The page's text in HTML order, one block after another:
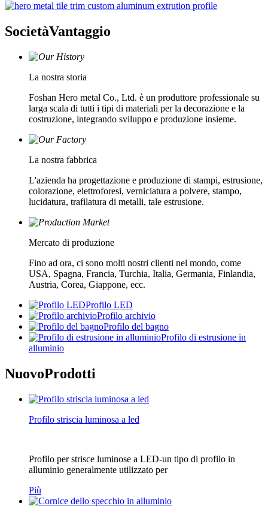
SocietàVantaggio
La nostra storia
Foshan Hero metal Co., Ltd. è un produttore professionale su
larga scala di tutti i tipi di materiali per la decorazione e la
costruzione, integrando sviluppo e produzione insieme.
La nostra fabbrica
L'azienda ha progettazione e produzione di stampi, estrusione,
colorazione, elettroforesi, verniciatura a polvere, stampo,
lucidatura, trafilatura di metalli, tale estrusione.
Mercato di produzione
Fino ad ora, ci sono molti nostri clienti nel mondo, come
USA, Spagna, Francia, Turchia, Italia, Germania, Finlandia,
Austria, Corea, Giappone, ecc.
Profilo LED
Profilo archivio
Profilo del bagno
Profilo di estrusione in
alluminio
NuovoProdotti
Profilo striscia luminosa a led
Profilo per strisce luminose a LED-un tipo di profilo in
alluminio generalmente utilizzato per
Più